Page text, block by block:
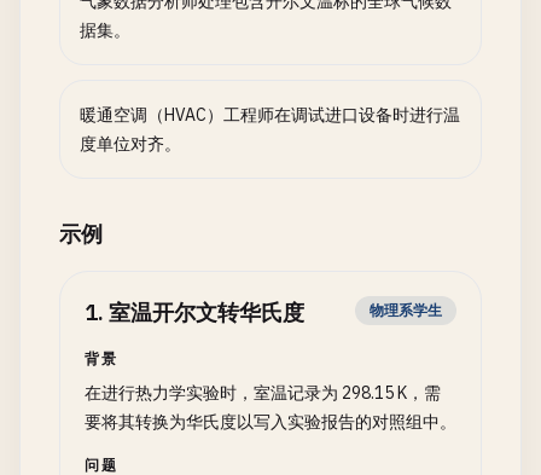
据集。
暖通空调（HVAC）工程师在调试进口设备时进行温
度单位对齐。
示例
1. 室温开尔文转华氏度 物理系学生
背景
在进行热力学实验时，室温记录为 298.15 K，需
要将其转换为华氏度以写入实验报告的对照组中。
问题